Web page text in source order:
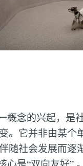
概念的兴起，是
。它并非由某个
随社会发展而逐